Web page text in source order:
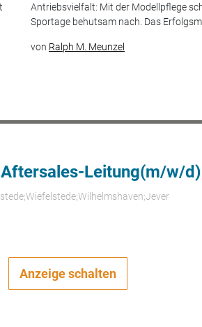
Antriebsvielfalt: Mit der Modellpflege
Sportage behutsam nach. Das
von Ralph M. Meunzel
Leitung(m/w/
Anzeige schalten